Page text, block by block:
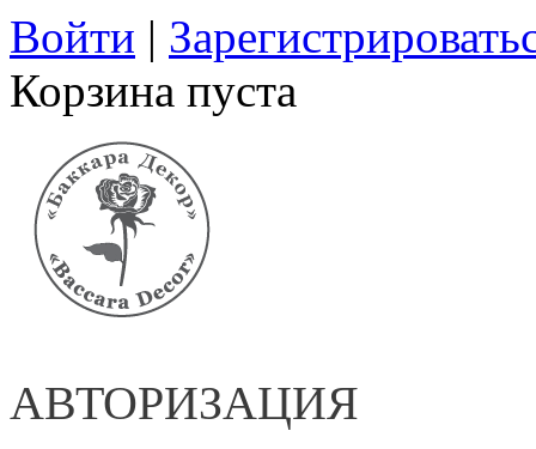
Войти |
Корзина пуста
АВТОРИЗАЦИЯ